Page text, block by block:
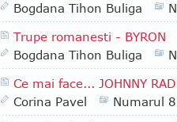
Bogdana Tihon Buliga
Trupe romanesti - BYRON
Bogdana Tihon Buliga
Ce mai face... JOHNNY
Corina Pavel
Numarul